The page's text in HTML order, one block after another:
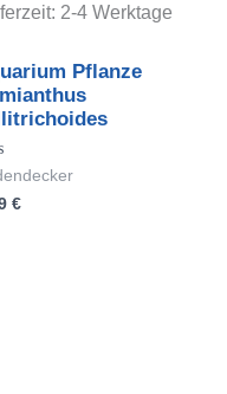
2-4 Werktage
Pflanze
€